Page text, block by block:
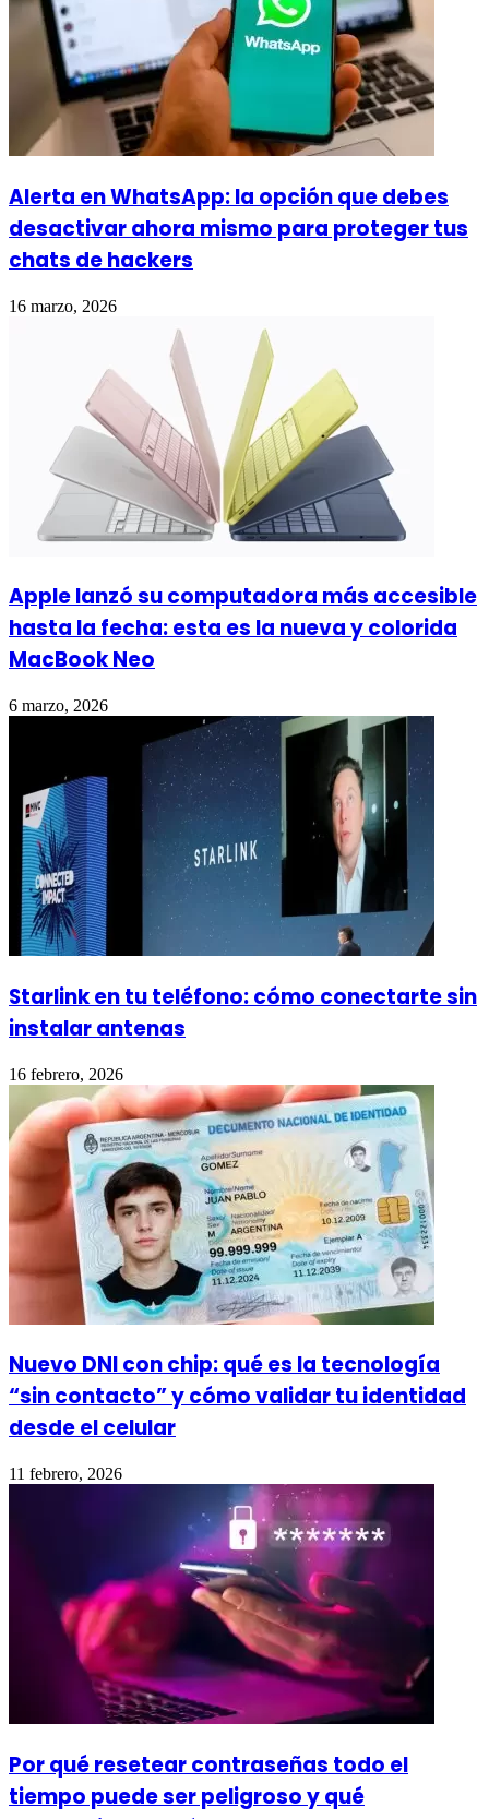
Alerta en WhatsApp: la opción que debes
desactivar ahora mismo para proteger tus
chats de hackers
16 marzo, 2026
Apple lanzó su computadora más accesible
hasta la fecha: esta es la nueva y colorida
MacBook Neo
6 marzo, 2026
Starlink en tu teléfono: cómo conectarte sin
instalar antenas
16 febrero, 2026
Nuevo DNI con chip: qué es la tecnología
“sin contacto” y cómo validar tu identidad
desde el celular
11 febrero, 2026
Por qué resetear contraseñas todo el
tiempo puede ser peligroso y qué